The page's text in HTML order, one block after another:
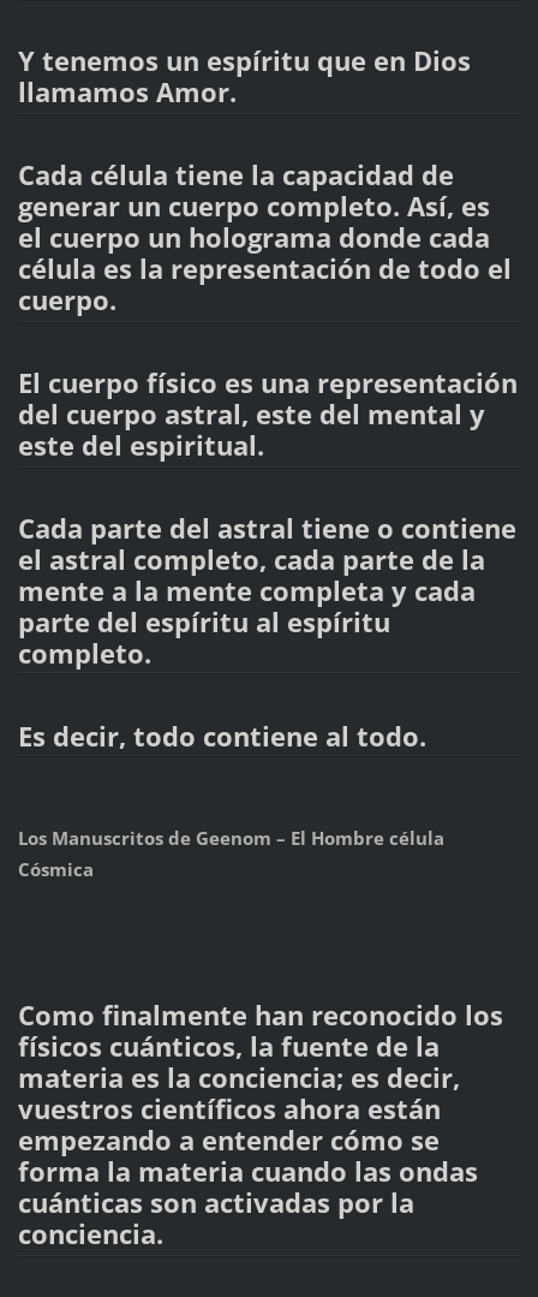
Y tenemos un espíritu que en Dios
llamamos Amor.
Cada célula tiene la capacidad de
generar un cuerpo completo. Así, es
el cuerpo un holograma donde cada
célula es la representación de todo el
cuerpo.
El cuerpo físico es una representación
del cuerpo astral, este del mental y
este del espiritual.
Cada parte del astral tiene o contiene
el astral completo, cada parte de la
mente a la mente completa y cada
parte del espíritu al espíritu
completo.
Es decir, todo contiene al todo.
Los Manuscritos de Geenom – El Hombre célula
Cósmica
Como finalmente han reconocido los
físicos cuánticos, la fuente de la
materia es la conciencia; es decir,
vuestros científicos ahora están
empezando a entender cómo se
forma la materia cuando las ondas
cuánticas son activadas por la
conciencia.